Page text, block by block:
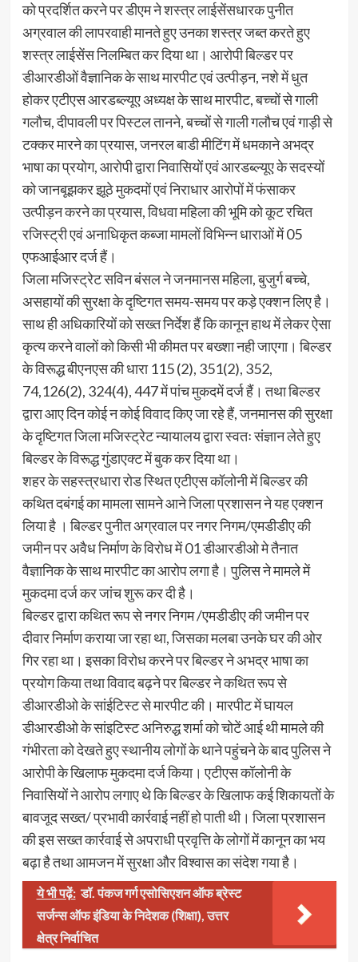
को प्रदर्शित करने पर डीएम ने शस्त्र लाईसेंसधारक पुनीत
अग्रवाल की लापरवाही मानते हुए उनका शस्त्र जब्त करते हुए
शस्त्र लाईसेंस निलम्बित कर दिया था। आरोपी बिल्डर पर
डीआरडीओं वैज्ञानिक के साथ मारपीट एवं उत्पीड़न, नशे में धुत
होकर एटीएस आरडब्ल्यूए अध्यक्ष के साथ मारपीट, बच्चों से गाली
गलौच, दीपावली पर पिस्टल तानने, बच्चों से गाली गलौच एवं गाड़ी से
टक्कर मारने का प्रयास, जनरल बाडी मीटिंग में धमकाने अभद्र
भाषा का प्रयोग, आरोपी द्वारा निवासियों एवं आरडब्ल्यूए के सदस्यों
को जानबूझकर झूठे मुकदमों एवं निराधार आरोपों में फंसाकर
उत्पीड़न करने का प्रयास, विधवा महिला की भूमि को कूट रचित
रजिस्ट्री एवं अनाधिकृत कब्जा मामलों विभिन्न धाराओं में 05
एफआईआर दर्ज हैं।
जिला मजिस्ट्रेट सविन बंसल ने जनमानस महिला, बुजुर्ग बच्चे,
असहायों की सुरक्षा के दृष्टिगत समय-समय पर कड़े एक्शन लिए है।
साथ ही अधिकारियों को सख्त निर्देश हैं कि कानून हाथ में लेकर ऐसा
कृत्य करने वालों को किसी भी कीमत पर बख्शा नही जाएगा। बिल्डर
के विरूद्ध बीएनएस की धारा 115 (2), 351(2), 352,
74,126(2), 324(4), 447 में पांच मुकदमें दर्ज हैं। तथा बिल्डर
द्वारा आए दिन कोई न कोई विवाद किए जा रहे हैं, जनमानस की सुरक्षा
के दृष्टिगत जिला मजिस्ट्रेट न्यायालय द्वारा स्वतः संज्ञान लेते हुए
बिल्डर के विरूद्ध गुंडाएक्ट में बुक कर दिया था।
शहर के सहस्त्रधारा रोड स्थित एटीएस कॉलोनी में बिल्डर की
कथित दबंगई का मामला सामने आने जिला प्रशासन ने यह एक्शन
लिया है । बिल्डर पुनीत अग्रवाल पर नगर निगम/एमडीडीए की
जमीन पर अवैध निर्माण के विरोध में 01 डीआरडीओ मे तैनात
वैज्ञानिक के साथ मारपीट का आरोप लगा है। पुलिस ने मामले में
मुकदमा दर्ज कर जांच शुरू कर दी है।
बिल्डर द्वारा कथित रूप से नगर निगम /एमडीडीए की जमीन पर
दीवार निर्माण कराया जा रहा था, जिसका मलबा उनके घर की ओर
गिर रहा था। इसका विरोध करने पर बिल्डर ने अभद्र भाषा का
प्रयोग किया तथा विवाद बढ़ने पर बिल्डर ने कथित रूप से
डीआरडीओ के सांईटिस्ट से मारपीट की। मारपीट में घायल
डीआरडीओ के सांइटिस्ट अनिरुद्ध शर्मा को चोटें आई थी मामले की
गंभीरता को देखते हुए स्थानीय लोगों के थाने पहुंचने के बाद पुलिस ने
आरोपी के खिलाफ मुकदमा दर्ज किया। एटीएस कॉलोनी के
निवासियों ने आरोप लगाए थे कि बिल्डर के खिलाफ कई शिकायतों के
बावजूद सख्त/ प्रभावी कार्रवाई नहीं हो पाती थी। जिला प्रशासन
की इस सख्त कार्रवाई से अपराधी प्रवृत्ति के लोगों में कानून का भय
बढ़ा है तथा आमजन में सुरक्षा और विश्वास का संदेश गया है।
ये भी पढ़ें: डॉ. पंकज गर्ग एसोसिएशन ऑफ ब्रेस्ट
सर्जन्स ऑफ इंडिया के निदेशक (शिक्षा), उत्तर
क्षेत्र निर्वाचित